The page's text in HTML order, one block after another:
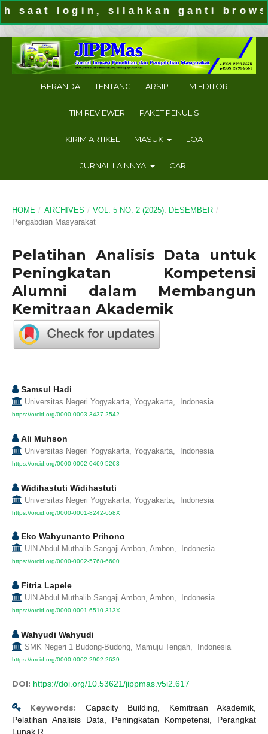
silahkan ganti browser
BERANDA TENTANG ARSIP TIM EDITOR
TIM REVIEWER PAKET PENULIS
KIRIM ARTIKEL MASUK LOA
JURNAL LAINNYA CARI
HOME / ARCHIVES / VOL. 5 NO. 2 (2025): DESEMBER /
Pengabdian Masyarakat
Pelatihan Analisis Data untuk
Peningkatan Kompetensi
Alumni dalam Membangun
Kemitraan Akademik
Samsul Hadi
Universitas Negeri Yogyakarta, Yogyakarta, Indonesia
https://orcid.org/0000-0003-3437-2542
Ali Muhson
Universitas Negeri Yogyakarta, Yogyakarta, Indonesia
https://orcid.org/0000-0002-0469-5263
Widihastuti Widihastuti
Universitas Negeri Yogyakarta, Yogyakarta, Indonesia
https://orcid.org/0000-0001-8242-658X
Eko Wahyunanto Prihono
UIN Abdul Muthalib Sangaji Ambon, Ambon, Indonesia
https://orcid.org/0000-0002-5768-6600
Fitria Lapele
UIN Abdul Muthalib Sangaji Ambon, Ambon, Indonesia
https://orcid.org/0000-0001-6510-313X
Wahyudi Wahyudi
SMK Negeri 1 Budong-Budong, Mamuju Tengah, Indonesia
https://orcid.org/0000-0002-2902-2639
DOI: https://doi.org/10.53621/jippmas.v5i2.617
Keywords: Capacity Building, Kemitraan Akademik,
Pelatihan Analisis Data, Peningkatan Kompetensi, Perangkat
Lunak R